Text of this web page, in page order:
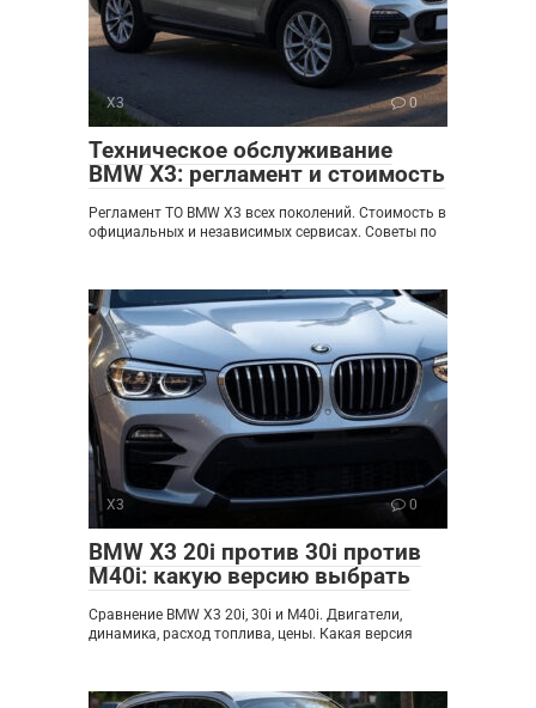
X3 0
Техническое обслуживание
BMW X3: регламент и стоимость
Регламент ТО BMW X3 всех поколений. Стоимость в
официальных и независимых сервисах. Советы по
X3 0
BMW X3 20i против 30i против
M40i: какую версию выбрать
Сравнение BMW X3 20i, 30i и M40i. Двигатели,
динамика, расход топлива, цены. Какая версия